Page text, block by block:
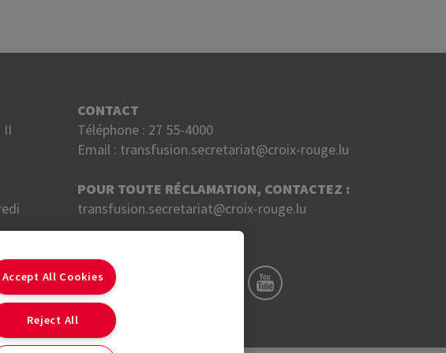
II
CONTACT
Téléphone : 27 55-4000
Email : transfusion.secretariat@croix-rouge.lu
POUR TOUTE RÉCLAMATION, CONTACTEZ :
transfusion.secretariat@croix-rouge.lu
Accept All Cookies
Reject All